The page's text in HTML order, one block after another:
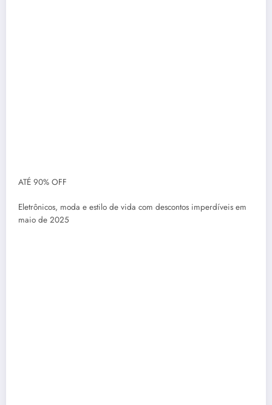
ATÉ 90% OFF
Eletrônicos, moda e estilo de vida com descontos imperdíveis em
maio de 2025